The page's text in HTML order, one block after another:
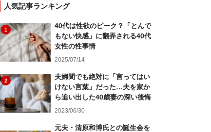
人気記事ランキング
1
40代は性欲のピーク？「とんで
もない快感」に翻弄される40代
女性の性事情
2025/07/14
2
夫婦間でも絶対に「言ってはい
けない言葉」だった…夫を家か
ら追い出した40歳妻の深い後悔
2023/06/30
元夫・清原和博氏との誕生会を